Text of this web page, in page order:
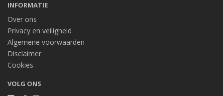
INFORMATIE
Over ons
Privacy en veiligheid
Algemene voorwaarden
Disclaimer
Cookies
VOLG ONS